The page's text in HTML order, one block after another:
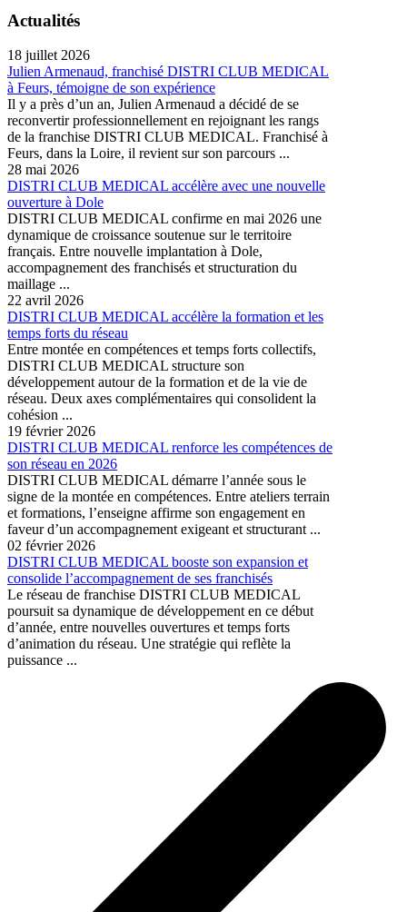
Actualités
18 juillet 2026
Julien Armenaud, franchisé DISTRI CLUB MEDICAL
à Feurs, témoigne de son expérience
Il y a près d’un an, Julien Armenaud a décidé de se
reconvertir professionnellement en rejoignant les rangs
de la franchise DISTRI CLUB MEDICAL. Franchisé à
Feurs, dans la Loire, il revient sur son parcours ...
28 mai 2026
DISTRI CLUB MEDICAL accélère avec une nouvelle
ouverture à Dole
DISTRI CLUB MEDICAL confirme en mai 2026 une
dynamique de croissance soutenue sur le territoire
français. Entre nouvelle implantation à Dole,
accompagnement des franchisés et structuration du
maillage ...
22 avril 2026
DISTRI CLUB MEDICAL accélère la formation et les
temps forts du réseau
Entre montée en compétences et temps forts collectifs,
DISTRI CLUB MEDICAL structure son
développement autour de la formation et de la vie de
réseau. Deux axes complémentaires qui consolident la
cohésion ...
19 février 2026
DISTRI CLUB MEDICAL renforce les compétences de
son réseau en 2026
DISTRI CLUB MEDICAL démarre l’année sous le
signe de la montée en compétences. Entre ateliers terrain
et formations, l’enseigne affirme son engagement en
faveur d’un accompagnement exigeant et structurant ...
02 février 2026
DISTRI CLUB MEDICAL booste son expansion et
consolide l’accompagnement de ses franchisés
Le réseau de franchise DISTRI CLUB MEDICAL
poursuit sa dynamique de développement en ce début
d’année, entre nouvelles ouvertures et temps forts
d’animation du réseau. Une stratégie qui reflète la
puissance ...